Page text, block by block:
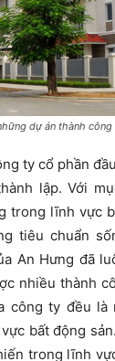
dự án thành công
ty cổ phần
lập. Với
trong lĩnh vực
tiêu chuẩn
An Hưng đã
nhiều thành
công ty đều là
bất động
trong lĩnh